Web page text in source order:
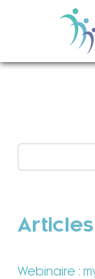
Webinaire :